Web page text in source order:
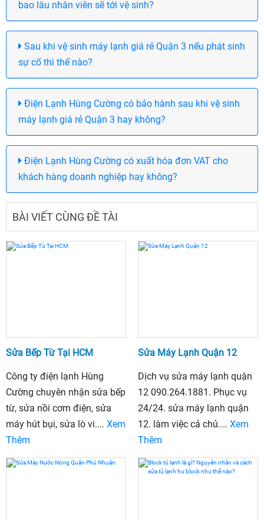
bao lâu nhân viên sẽ tới vệ sinh?
Sau khi vệ sinh máy lạnh giá rẻ Quận 3 nếu phát sinh
sự cố thì thế nào?
Điện Lạnh Hùng Cường có bảo hành sau khi vệ sinh
máy lạnh giá rẻ Quận 3 hay không?
Điện Lạnh Hùng Cường có xuất hóa đơn VAT cho
khách hàng doanh nghiệp hay không?
BÀI VIẾT CÙNG ĐỀ TÀI
Sửa Bếp Từ Tại HCM
Công ty điện lạnh Hùng
Cường chuyên nhận sửa bếp
từ, sửa nồi cơm điện, sửa
máy hút bụi, sửa lò vi.... Xem
Thêm
Sửa Máy Lạnh Quận 12
Dịch vụ sửa máy lạnh quận
12 090.264.1881. Phục vụ
24/24. sửa máy lạnh quận
12. làm việc cả chủ.... Xem
Thêm